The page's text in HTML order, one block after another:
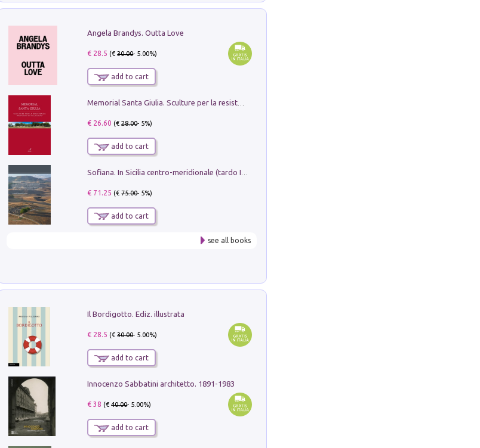
Angela Brandys. Outta Love
€ 28.5 (€30.00- 5.00%)
add to cart
€ 26.60 (€28.00- 5%)
add to cart
€ 71.25 (€75.00- 5%)
add to cart
see all books
Il Bordigotto. Ediz. illustrata
€ 28.5 (€30.00- 5.00%)
add to cart
Innocenzo Sabbatini architetto. 1891-1983
€ 38 (€40.00- 5.00%)
add to cart